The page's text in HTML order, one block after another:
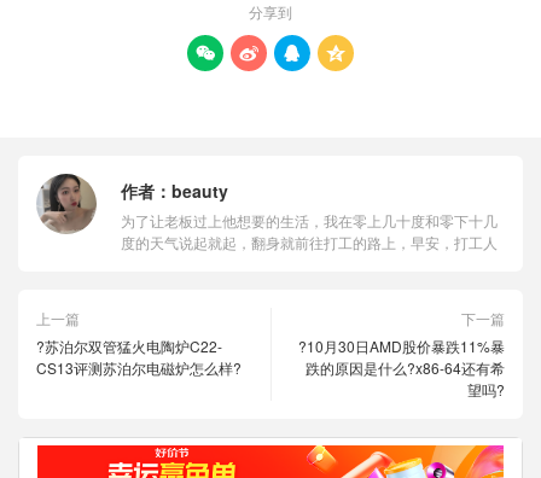
分享到
   
作者： beauty
为了让老板过上他想要的生活，我在零上几十度和零下十几
度的天气说起就起，翻身就前往打工的路上，早安，打工人
上一篇
?苏泊尔双管猛火电陶炉C22-
CS13评测苏泊尔电磁炉怎么样?
下一篇
?10月30日AMD股价暴跌11%暴
跌的原因是什么?x86-64还有希
望吗?